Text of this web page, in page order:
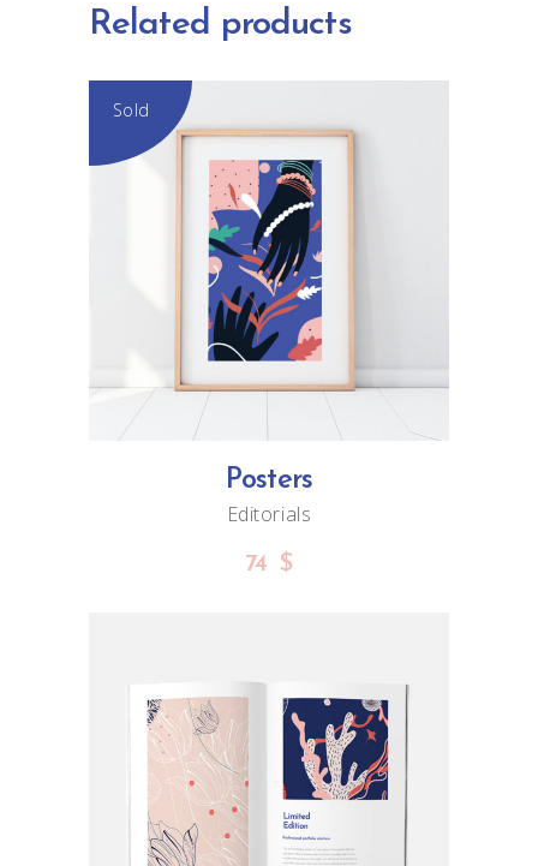
Related products
Sold
READ MORE
Posters
Editorials
74 $
ADD TO CART